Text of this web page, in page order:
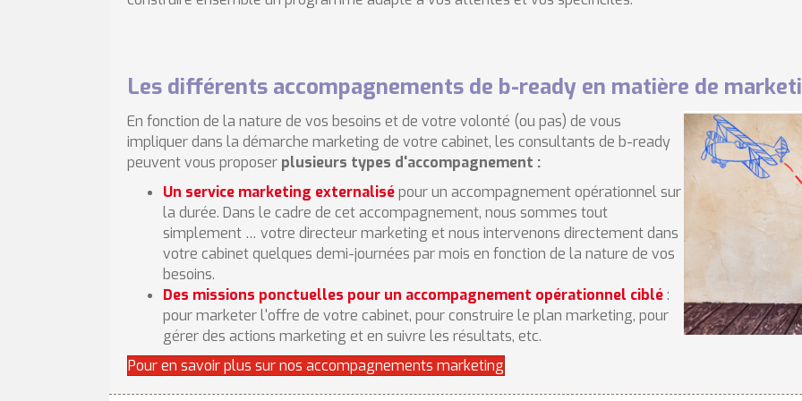
Les différents accompagnements de b-ready en matière de
En fonction de la nature de vos besoins et de votre volonté (ou pas) de vous
impliquer dans la démarche marketing de votre cabinet, les consultants de b-ready
peuvent vous proposer plusieurs types d'accompagnement :
Un service marketing externalisépour un accompagnement opérationnel sur
la durée. Dans le cadre de cet accompagnement, nous sommes tout
simplement … votre directeur marketing et nous intervenons directement dans
votre cabinet quelques demi-journées par mois en fonction de la nature de vos
besoins.
Des missions ponctuelles pour un accompagnement opérationnel ciblé:
pour marketer l'offre de votre cabinet, pour construire le plan marketing, pour
gérer des actions marketing et en suivre les résultats, etc.
Pour en savoir plus sur nos accompagnements marketing